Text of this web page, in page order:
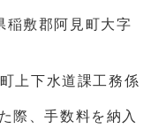
敷郡阿見町大字
課工務係
際、手数料を納入